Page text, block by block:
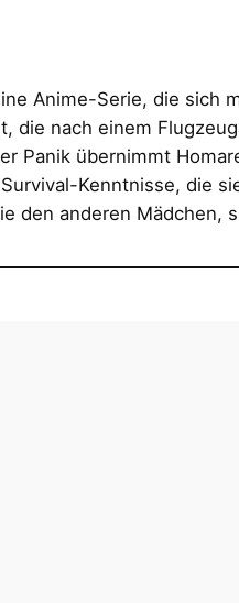
Anime-Serie, die sich
die nach einem
Panik übernimmt
Kenntnisse, die
den anderen Mädchen,